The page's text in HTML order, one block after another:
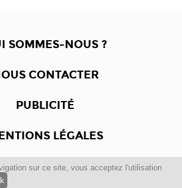
sur ce site, vous acceptez l'utilisation
SOMMES-NOUS ?
CONTACTER
PUBLICITÉ
LÉGALES
-2017Dewalgo- Tous droits réservés.